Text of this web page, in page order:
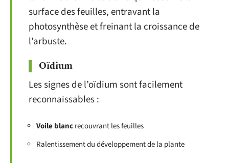
surface des feuilles, entravant la
photosynthèse et freinant la croissance de
l’arbuste.
Oïdium
Les signes de l’oïdium sont facilement
reconnaissables :
Voile blancrecouvrant les feuilles
Ralentissement du développement de la plante